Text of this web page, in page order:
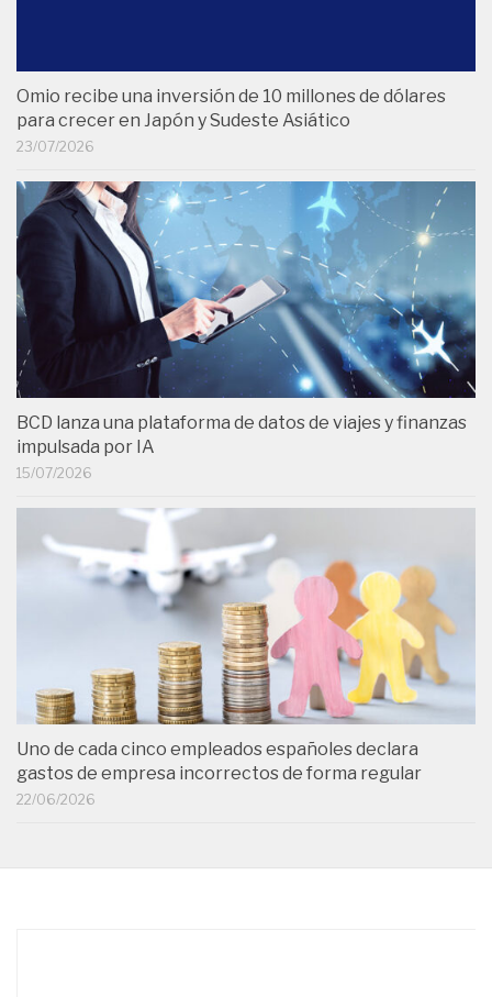
Omio recibe una inversión de 10 millones de dólares
para crecer en Japón y Sudeste Asiático
23/07/2026
BCD lanza una plataforma de datos de viajes y finanzas
impulsada por IA
15/07/2026
Uno de cada cinco empleados españoles declara
gastos de empresa incorrectos de forma regular
22/06/2026